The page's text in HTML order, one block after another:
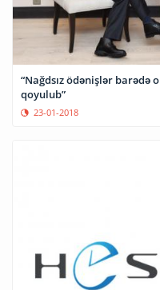
“Nağdsız ödənişlər barədə
qoyulub”
23-01-2018